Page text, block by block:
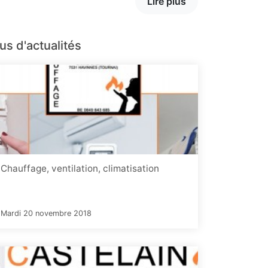
d'actualités
Chauffage, ventilation, climatisation
Mardi 20 novembre 2018